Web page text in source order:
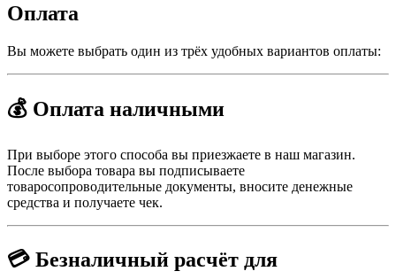
Оплата
Вы можете выбрать один из трёх удобных вариантов оплаты:
💰 Оплата наличными
При выборе этого способа вы приезжаете в наш магазин.
После выбора товара вы подписываете
товаросопроводительные документы, вносите денежные
средства и получаете чек.
💳 Безналичный расчёт для